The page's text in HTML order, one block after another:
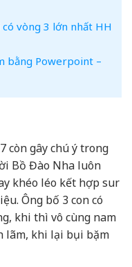
vòng 3 lớn nhất HH
bằng Powerpoint –
còn gây chú ý trong
Bồ Đào Nha luôn
khéo léo kết hợp sur
Ông bố 3 con có
khi thì vô cùng nam
lãm, khi lại bụi bặm